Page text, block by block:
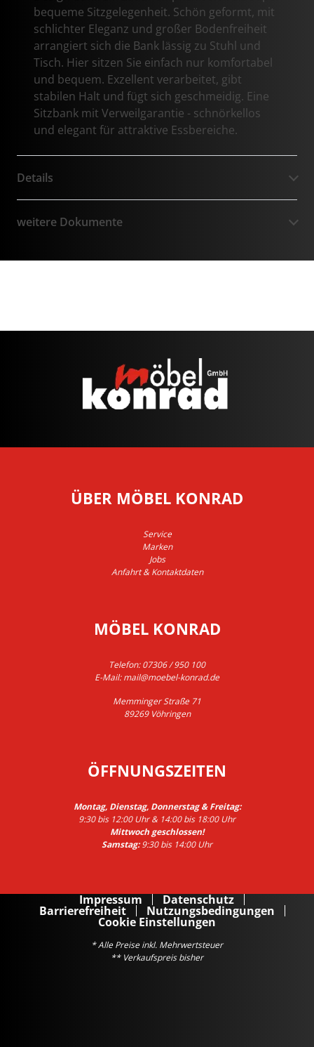
bequeme Sitzgelegenheit. Schön geformt, mit
schlichter Eleganz und großer Bodenfreiheit
arrangiert sich die Bank lässig zu Stuhl und
Tisch. Hier sitzen Sie einfach nur komfortabel
und bequem. Exzellent verarbeitet, gibt
stabilen Halt und fügt sich geschmeidig. Eine
Sitzbank mit Verweilgarantie - schnörkellos
und elegant für attraktive Essbereiche.
Details
weitere Dokumente
ÜBER MÖBEL KONRAD
Service
Marken
Jobs
Anfahrt & Kontaktdaten
MÖBEL KONRAD
Telefon:07306 / 950 100
E-Mail:mail@moebel-konrad.de
Memminger Straße 71
89269 Vöhringen
ÖFFNUNGSZEITEN
Montag, Dienstag, Donnerstag & Freitag:
9:30 bis 12:00 Uhr & 14:00 bis 18:00 Uhr
Mittwoch geschlossen!
Samstag:9:30 bis 14:00 Uhr
Impressum Datenschutz
Barrierefreiheit Nutzungsbedingungen
Cookie Einstellungen
* Alle Preise inkl. Mehrwertsteuer
** Verkaufspreis bisher